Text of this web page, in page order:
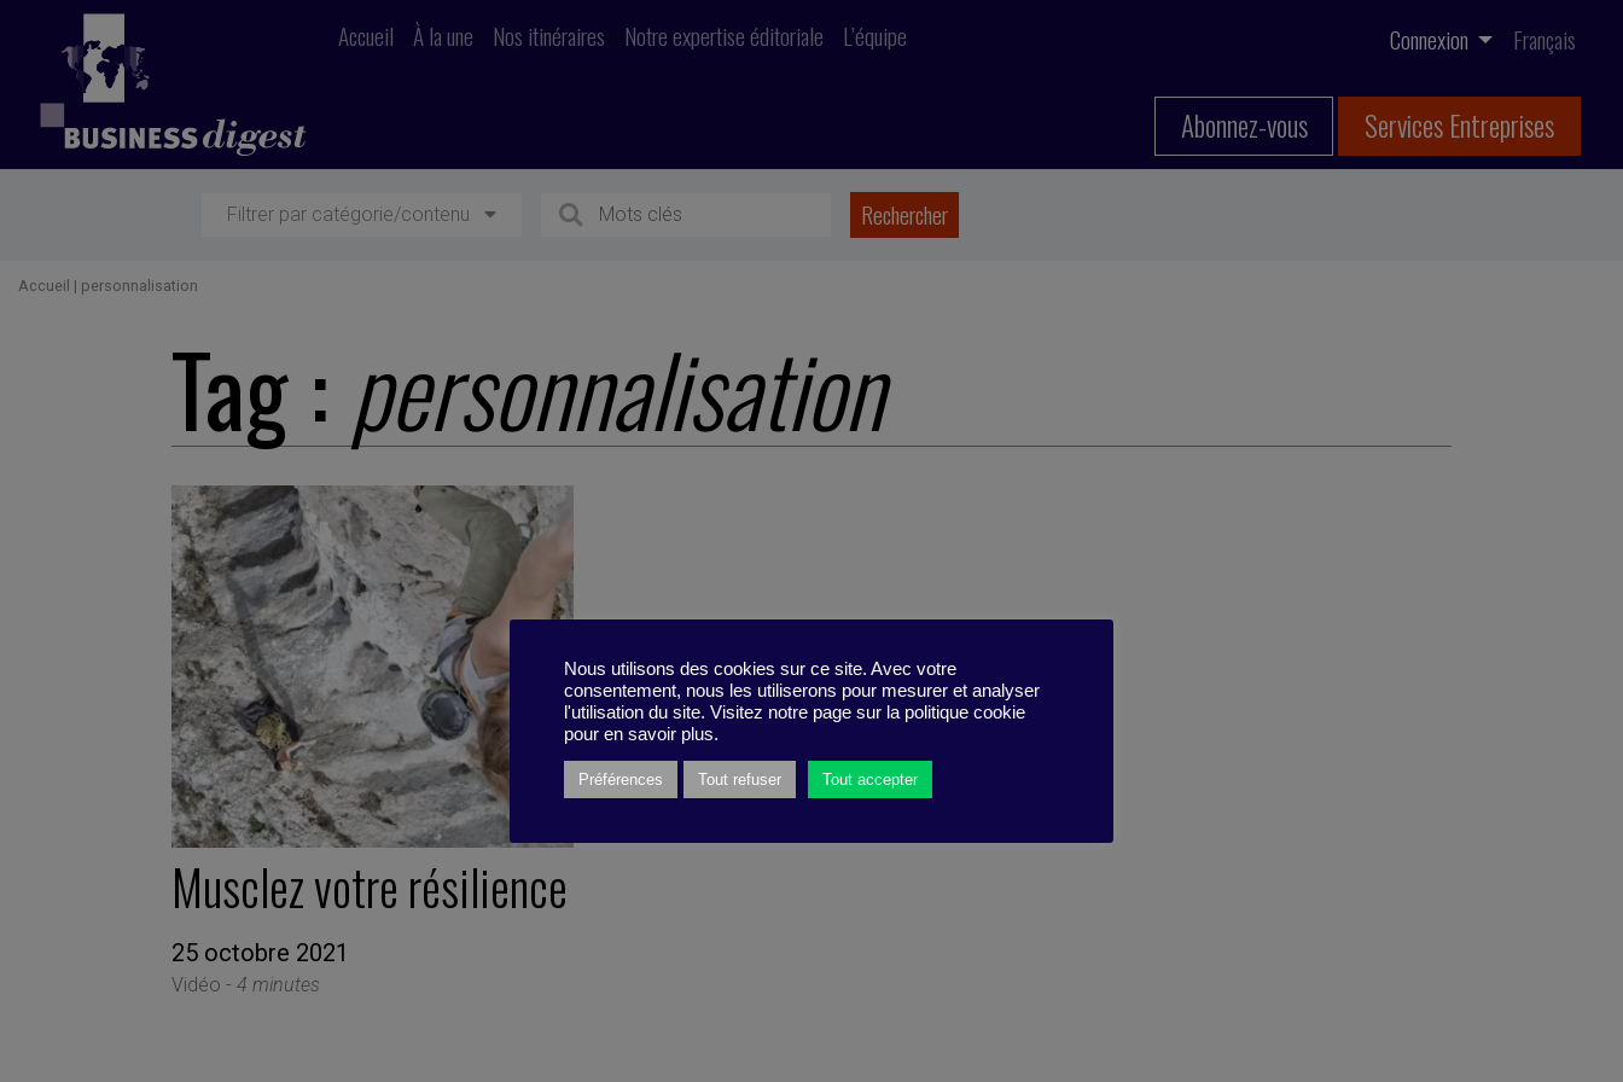
Accueil À la une Nos itinéraires Notre expertise éditoriale L’équipe Connexion Français
Abonnez-vous Services Entreprises
Filtrer par catégorie/contenu
Accueil | personnalisation
Tag : personnalisation
Musclez votre résilience
25 octobre 2021
Vidéo - 4 minutes
Nous utilisons des cookies sur ce site. Avec votre
consentement, nous les utiliserons pour mesurer et analyser
l'utilisation du site. Visitez notre page sur la politique cookie
pour en savoir plus.
Préférences Tout refuser Tout accepter